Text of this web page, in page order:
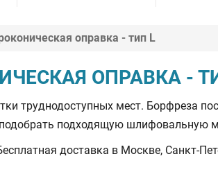
оправка - тип L
ОПРАВКА -
труднодоступных мест. Борфреза
подходящую шлифовальную
доставка в Москве, Санкт-